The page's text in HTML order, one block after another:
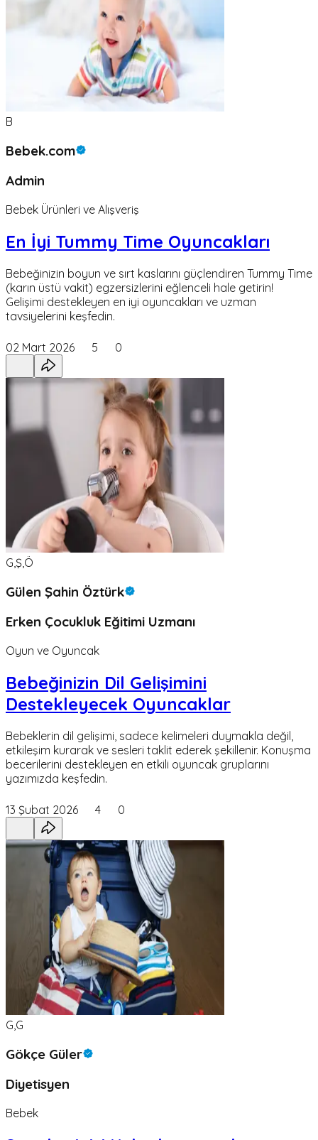
B
Bebek.com
Admin
Bebek Ürünleri ve Alışveriş
En İyi Tummy Time Oyuncakları
Bebeğinizin boyun ve sırt kaslarını güçlendiren Tummy Time
(karın üstü vakit) egzersizlerini eğlenceli hale getirin!
Gelişimi destekleyen en iyi oyuncakları ve uzman
tavsiyelerini keşfedin.
02 Mart 2026 5 0
G,Ş,Ö
Gülen Şahin Öztürk
Erken Çocukluk Eğitimi Uzmanı
Oyun ve Oyuncak
Bebeğinizin Dil Gelişimini
Destekleyecek Oyuncaklar
Bebeklerin dil gelişimi, sadece kelimeleri duymakla değil,
etkileşim kurarak ve sesleri taklit ederek şekillenir. Konuşma
becerilerini destekleyen en etkili oyuncak gruplarını
yazımızda keşfedin.
13 Şubat 2026 4 0
G,G
Gökçe Güler
Diyetisyen
Bebek